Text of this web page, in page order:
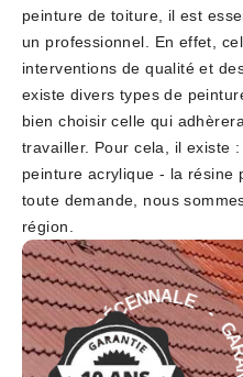
peinture de toiture, il est
un professionnel. En effet,
interventions de qualité et
existe divers types de
bien choisir celle qui
travailler. Pour cela, il existe
peinture acrylique - la résine
toute demande, nous
région.
D
É
C
E
N
NALE - GAR
A
N